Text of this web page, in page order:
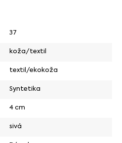
37
koža/textil
textil/ekokoža
Syntetika
4 cm
sivá